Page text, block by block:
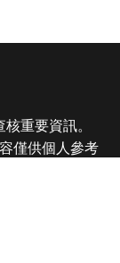
重要資訊。
僅供個人參考